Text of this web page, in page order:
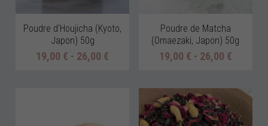
Poudre d'Houjicha (Kyoto,
Japon) 50g
19,00 € - 26,00 €
Poudre de Matcha
(Omaezaki, Japon) 50g
19,00 € - 26,00 €